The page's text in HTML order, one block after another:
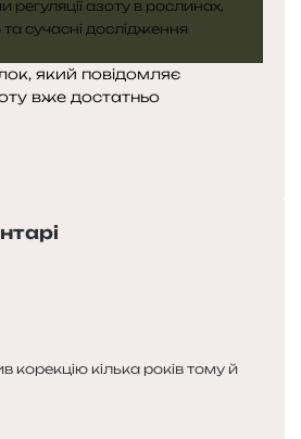
який повідомляє
вже достатньо
корекцію кілька років тому й